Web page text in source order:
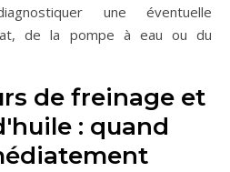
une éventuelle
de la pompe à eau ou du
de freinage et
: quand